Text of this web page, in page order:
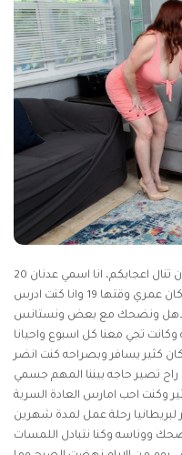
هذه قصتي انا وطيز عمتي الشهية ارجو ان تنال اعجابكم، انا اسمي عدنان 20
سنه من عمان قصتي صارت من سنه كان عمري وقتها 19 وانا كنت ادرس
الاهل ونضحك مع بعض ونستانس
عمرها وقتها 22 متزوجه وكانت تجي معنا كل اسبوع واحيانا
كثير يسافر وبصراحه كنت انضر
تصير حاجه بيننا المهم جسمي
وكنت احب امارس العادة السرية
لبريطانيا رحلة عمل لمدة شهرين
ووناسه وكنا نتبادل اللمسات